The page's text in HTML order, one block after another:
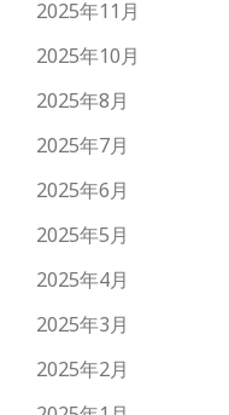
2025年11月
2025年10月
2025年8月
2025年7月
2025年6月
2025年5月
2025年4月
2025年3月
2025年2月